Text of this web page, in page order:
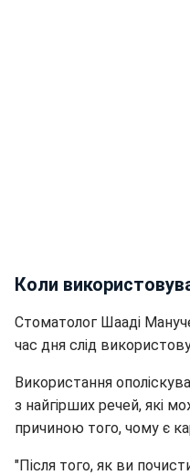
Коли
Стоматолог Шааді
час дня слід
Використання
з найгірших речей, які
причиною того, чому є
"Після того, як ви